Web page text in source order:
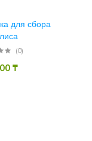
для сбора
(0)
₸